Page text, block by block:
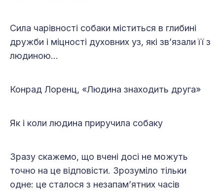
Сила чарівності собаки міститься в глибині
дружби і міцності духовних уз, які зв’язали її з
людиною…
Конрад Лоренц, «Людина знаходить друга»
Як і коли людина приручила собаку
Зразу скажемо, що вчені досі не можуть
точно на це відповісти. Зрозуміло тільки
одне: це сталося з незапам’ятних часів